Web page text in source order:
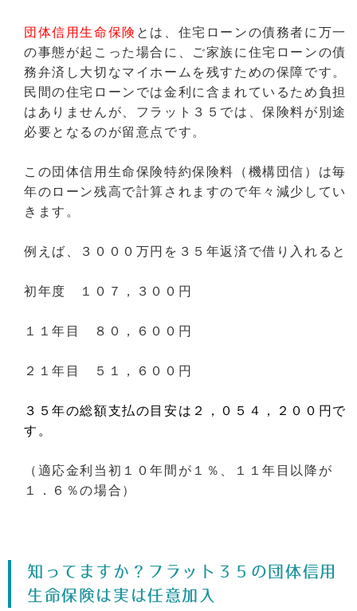
団体信用生命保険 とは、住宅ローンの債務者に万一
の事態が起こった場合に、ご家族に住宅ローンの債
務弁済し大切なマイホームを残すための保障です。
民間の住宅ローンでは金利に含まれているため負担
はありませんが、フラット３５では、保険料が別途
必要となるのが留意点です。
この団体信用生命保険特約保険料（機構団信）は毎
年のローン残高で計算されますので年々減少してい
きます。
例えば、３０００万円を３５年返済で借り入れると
初年度 １０７，３００円
１１年目 ８０，６００円
２１年目 ５１，６００円
３５年の総額支払の目安は２，０５４，２００円で
す。
（適応金利当初１０年間が１％、１１年目以降が
１．６％の場合）
知ってますか？フラット３５の団体信用
生命保険は実は任意加入